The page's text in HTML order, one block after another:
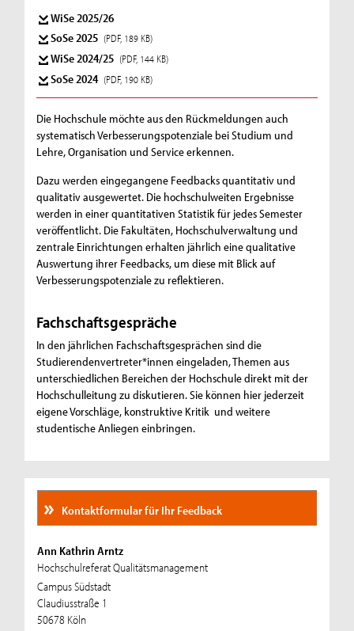
WiSe 2025/26
SoSe 2025 (PDF, 189 KB)
WiSe 2024/25 (PDF, 144 KB)
SoSe 2024 (PDF, 190 KB)
Die Hochschule möchte aus den Rückmeldungen auch
systematisch Verbesserungspotenziale bei Studium und
Lehre, Organisation und Service erkennen.
Dazu werden eingegangene Feedbacks quantitativ und
qualitativ ausgewertet. Die hochschulweiten Ergebnisse
werden in einer quantitativen Statistik für jedes Semester
veröffentlicht. Die Fakultäten, Hochschulverwaltung und
zentrale Einrichtungen erhalten jährlich eine qualitative
Auswertung ihrer Feedbacks, um diese mit Blick auf
Verbesserungspotenziale zu reflektieren.
Fachschaftsgespräche
In den jährlichen Fachschaftsgesprächen sind die
Studierendenvertreter*innen eingeladen, Themen aus
unterschiedlichen Bereichen der Hochschule direkt mit der
Hochschulleitung zu diskutieren. Sie können hier jederzeit
eigene Vorschläge, konstruktive Kritik und weitere
studentische Anliegen einbringen.
Kontaktformular für Ihr Feedback
Ann Kathrin Arntz
Hochschulreferat Qualitätsmanagement
Campus Südstadt
Claudiusstraße 1
50678 Köln